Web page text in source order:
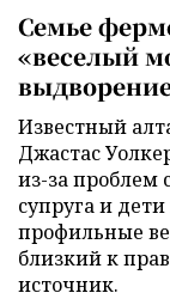
Семье
«веселый
Известный
Джастас
из-за проблем
супруга и
профильные
близкий к
источник.